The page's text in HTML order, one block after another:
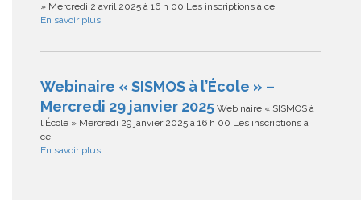
» Mercredi 2 avril 2025 à 16 h 00 Les inscriptions à ce
En savoir plus
Webinaire « SISMOS à l’École » –
Mercredi 29 janvier 2025 Webinaire « SISMOS à
l'École » Mercredi 29 janvier 2025 à 16 h 00 Les inscriptions à
ce
En savoir plus